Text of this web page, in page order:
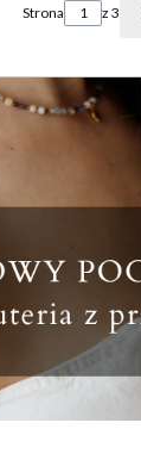
Strona z 3